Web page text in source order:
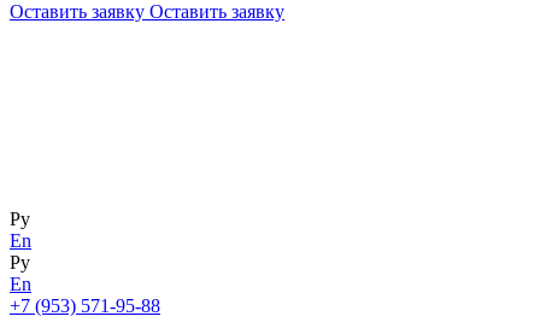
Оставить заявку Оставить заявку
Ру
En
Ру
En
+7 (953) 571-95-88